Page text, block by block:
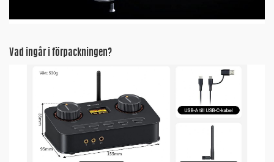
Vad ingår i förpackningen?